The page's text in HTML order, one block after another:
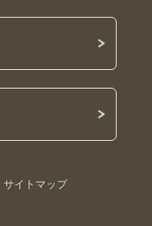
サイトマップ